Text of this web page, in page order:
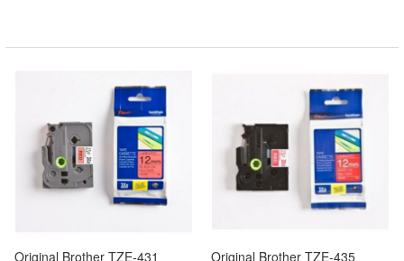
Original Brother TZE-431
Original Brother TZE-435